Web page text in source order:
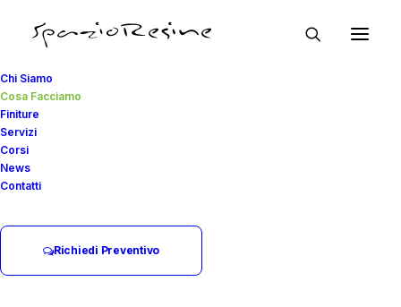
Chi Siamo
Cosa Facciamo
Finiture
Servizi
Corsi
News
Contatti
Richiedi Preventivo
COSA FACCIAMO
in Resina per Abitazioni
e Industria